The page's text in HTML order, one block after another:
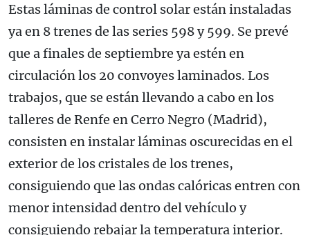
Estas láminas de control solar están instaladas
ya en 8 trenes de las series 598 y 599. Se prevé
que a finales de septiembre ya estén en
circulación los 20 convoyes laminados. Los
trabajos, que se están llevando a cabo en los
talleres de Renfe en Cerro Negro (Madrid),
consisten en instalar láminas oscurecidas en el
exterior de los cristales de los trenes,
consiguiendo que las ondas calóricas entren con
menor intensidad dentro del vehículo y
consiguiendo rebajar la temperatura interior.